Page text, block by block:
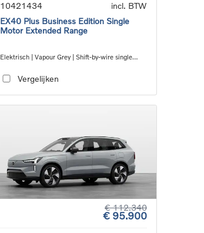
10421434
incl. BTW
EX40 Plus Business Edition Single
Motor Extended Range
Elektrisch | Vapour Grey | Shift-by-wire single
Vergelijken
€ 112.340
€ 95.900